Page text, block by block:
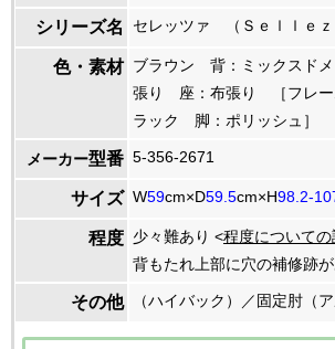
シリーズ名 セレッツァ （Ｓｅｌｌｅｚ
色・素材 ブラウン 背：ミックスドメ
張り 座：布張り ［フレー
ラック 脚：ポリッシュ］
メーカー型番 5-356-2671
サイズ W59cm×D59.5cm×H98.2-
程度 少々難あり <程度について
背もたれ上部に穴の補修跡
その他 （ハイバック）／固定肘（